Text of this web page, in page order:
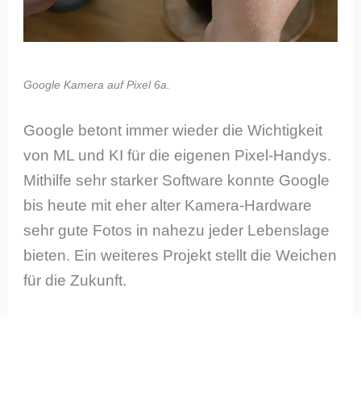
Google Kamera auf Pixel 6a.
Google betont immer wieder die Wichtigkeit
von ML und KI für die eigenen Pixel-Handys.
Mithilfe sehr starker Software konnte Google
bis heute mit eher alter Kamera-Hardware
sehr gute Fotos in nahezu jeder Lebenslage
bieten. Ein weiteres Projekt stellt die Weichen
für die Zukunft.